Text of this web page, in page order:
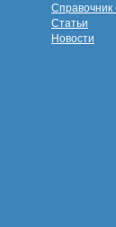
Справочник
Статьи
Новости